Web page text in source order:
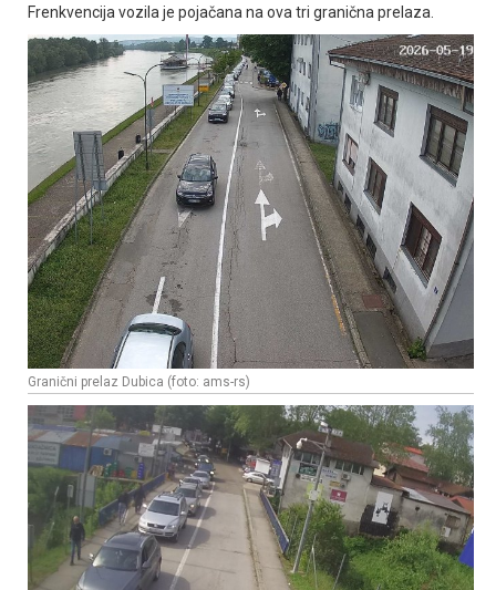
Frenkvencija vozila je pojačana na ova tri granična prelaza.
Granični prelaz Dubica (foto: ams-rs)